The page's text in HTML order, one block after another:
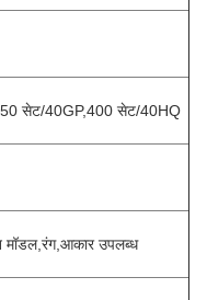
सेट/40GP,400 सेट/40HQ
मॉडल,रंग,आकार उपलब्ध